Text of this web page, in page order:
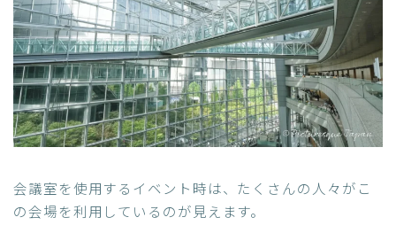
会議室を使用するイベント時は、たくさんの人々がこ
の会場を利用しているのが見えます。